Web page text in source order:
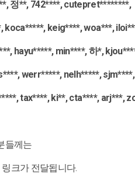
정**, 742****, cutepret********,
koca*****, keig****, woa***,
hayu*****, min****, 하*,
werr*****, nelh*****,
tax****, ki**, cta****, arj***,
들께는
크가 전달됩니다.